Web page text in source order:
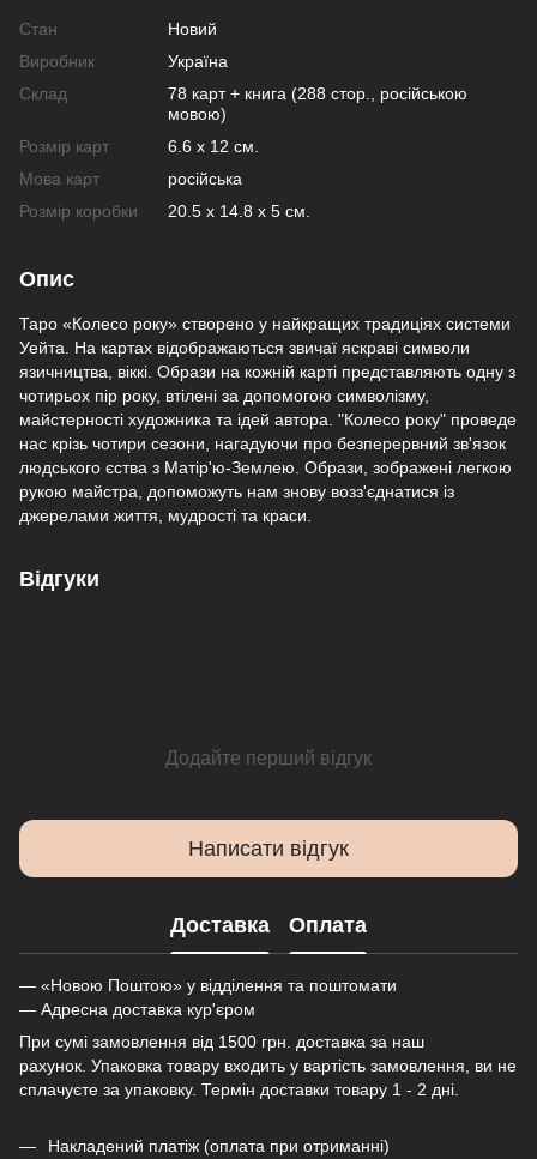
Стан
Новий
Виробник
Україна
Склад
78 карт + книга (288 стор., російською
мовою)
Розмір карт
6.6 х 12 см.
Мова карт
російська
Розмір коробки
20.5 х 14.8 х 5 см.
Опис
Таро «Колесо року» створено у найкращих традиціях системи
Уейта. На картах відображаються звичаї яскраві символи
язичництва, віккі. Образи на кожній карті представляють одну з
чотирьох пір року, втілені за допомогою символізму,
майстерності художника та ідей автора. "Колесо року" проведе
нас крізь чотири сезони, нагадуючи про безперервний зв'язок
людського єства з Матір'ю-Землею. Образи, зображені легкою
рукою майстра, допоможуть нам знову возз'єднатися із
джерелами життя, мудрості та краси.
Відгуки
Додайте перший відгук
Написати відгук
Доставка Оплата
— «Новою Поштою» у відділення та поштомати
— Адресна доставка кур'єром
При сумі замовлення від 1500 грн. доставка за наш
рахунок. Упаковка товару входить у вартість замовлення, ви не
сплачуєте за упаковку. Термін доставки товару 1 - 2 дні.
Накладений платіж (оплата при отриманні)